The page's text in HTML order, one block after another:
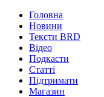
Головна
Новини
Тексти BRD
Відео
Подкасти
Статті
Підтримати
Магазин